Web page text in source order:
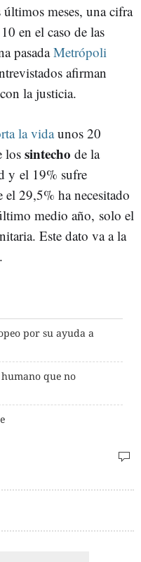
últimos meses, una cifra
en el caso de las
pasadaMetrópoli
afirman
la justicia.
la vidaunos 20
los sintecho de la
y el 19% sufre
el 29,5% ha necesitado
medio año, solo el
Este dato va a la
por su ayuda a
que no